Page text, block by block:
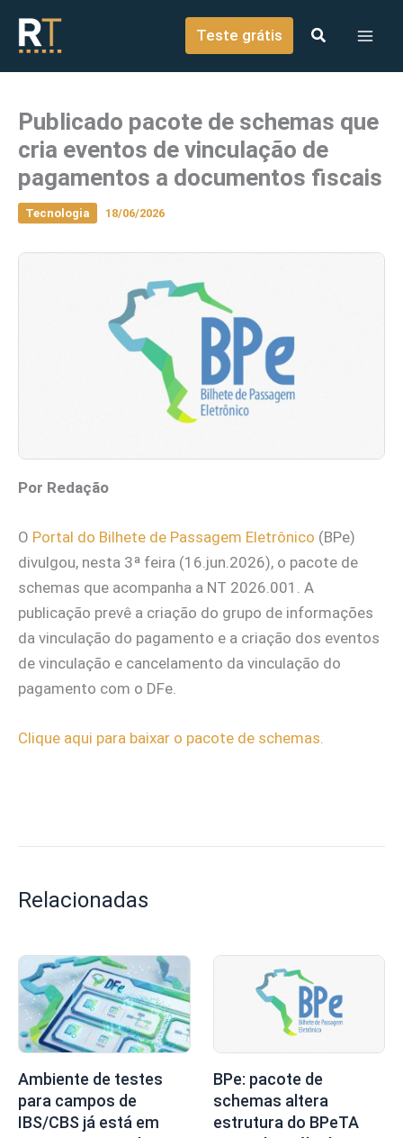
conteúdo
Teste grátis
Publicado pacote de schemas que
cria eventos de vinculação de
pagamentos a documentos fiscais
Tecnologia 18/06/2026
Por Redação
O Portal do Bilhete de Passagem Eletrônico (BPe)
divulgou, nesta 3ª feira (16.jun.2026), o pacote de
schemas que acompanha a NT 2026.001. A
publicação prevê a criação do grupo de informações
da vinculação do pagamento e a criação dos eventos
de vinculação e cancelamento da vinculação do
pagamento com o DFe.
Clique aqui para baixar o pacote de schemas.
Relacionadas
Ambiente de testes
para campos de
IBS/CBS já está em
BPe: pacote de
schemas altera
estrutura do BPeTA